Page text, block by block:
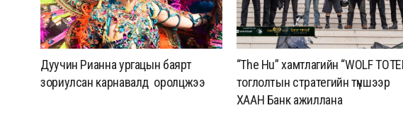
Дуучин Рианна ургацын баярт
зориулсан карнавалд оролцжээ
“The Hu” хамтлагийн “WOLF
тоглолтын стратегийн түншээр
ХААН Банк ажиллана